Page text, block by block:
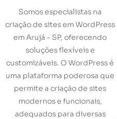
Somos especialistas na
criação de sites em WordPress
em Arujá - SP, oferecendo
soluções flexíveis e
customizáveis. O WordPress é
uma plataforma poderosa que
permite a criação de sites
modernos e funcionais,
adequados para diversas